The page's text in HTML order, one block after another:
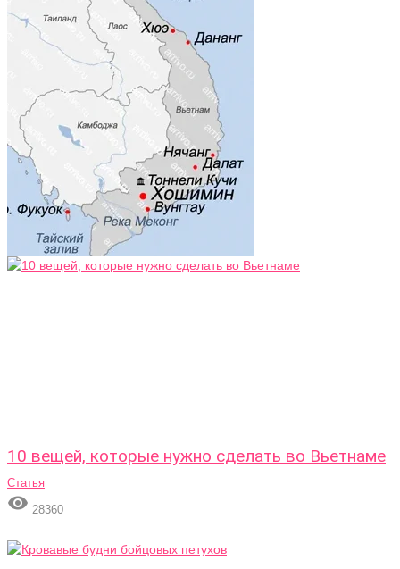
10 вещей, которые нужно сделать во Вьетнаме
Статья
 28360